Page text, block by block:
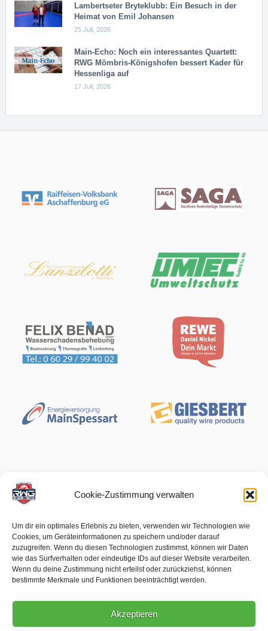
Cookie-Zustimmung verwalten
Um dir ein optimales Erlebnis zu bieten, verwenden wir Technologien wie
Cookies, um Geräteinformationen zu speichern und/oder darauf
zuzugreifen. Wenn du diesen Technologien zustimmst, können wir Daten
wie das Surfverhalten oder eindeutige IDs auf dieser Website verarbeiten.
Wenn du deine Zustimmung nicht erteilst oder zurückziehst, können
bestimmte Merkmale und Funktionen beeinträchtigt werden.
Akzeptieren
Lambertseter Bryteklubb: Ein Besuch in der
Heimat von Emil Johansen
25 Juli, 2026
Main-Echo: Noch ein in­ter­es­san­tes Quar­tett:
RWG Möm­b­ris-Kö­n­igs­ho­fen bessert Kader für
Hessenliga auf
17 Juli, 2026